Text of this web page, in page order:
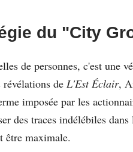
du "City
de personnes, c'est une
révélations de L'Est Éclair,
imposée par les
des traces indélébiles
être maximale.